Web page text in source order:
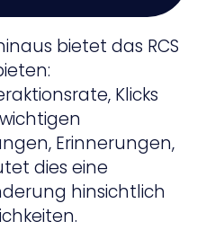
bietet das RCS
Klicks
Erinnerungen,
dies eine
hinsichtlich